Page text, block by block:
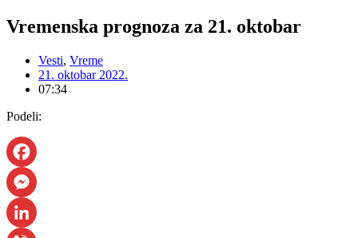
Vremenska prognoza za 21. oktobar
Vesti, Vreme
21. oktobar 2022.
07:34
Podeli:
Facebook
Messenger